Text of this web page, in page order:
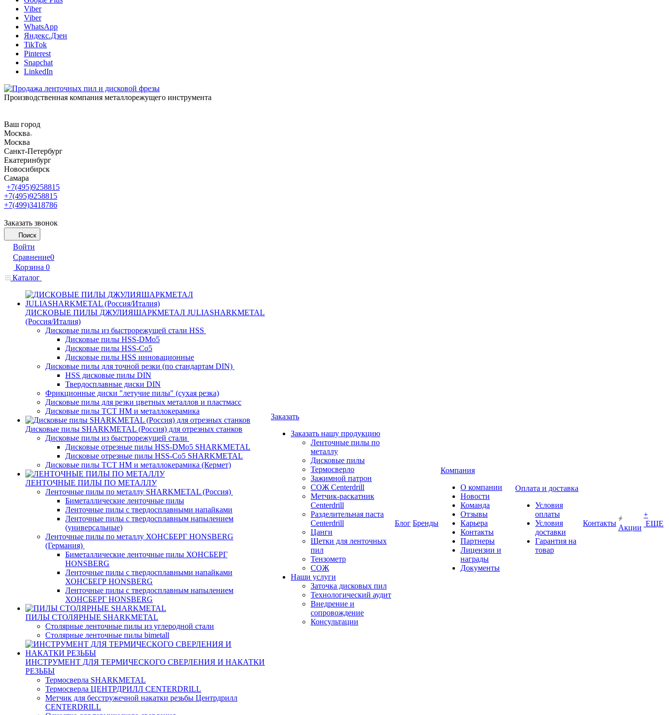
Viber
Viber
WhatsApp
Яндекс.Дзен
TikTok
Pinterest
Snapchat
LinkedIn
Производственная компания металлорежущего инструмента
Ваш город
Москва
Москва
Санкт-Петербург
Екатеринбург
Новосибирск
Самара
+7(495)9258815
+7(495)9258815
+7(499)3418786
Заказать звонок
Поиск
Войти
Сравнение0
Корзина 0
Каталог
ДИСКОВЫЕ ПИЛЫ ДЖУЛИЯШАРКМЕТАЛ JULIASHARKMETAL
(Россия/Италия)
Дисковые пилы из быстрорежущей стали HSS
Дисковые пилы HSS-DMo5
Дисковые пилы HSS-Co5
Дисковые пилы HSS инновационные
Дисковые пилы для точной резки (по стандартам DIN)
HSS дисковые пилы DIN
Твердосплавные диски DIN
Фрикционные диски "летучие пилы" (сухая резка)
Дисковые пилы для резки цветных металлов и пластмасс
Дисковые пилы ТСТ НМ и металлокерамика
Дисковые пилы SHARKMETAL (Россия) для отрезных станков
Дисковые пилы из быстрорежущей стали
Дисковые отрезные пилы HSS-DMo5 SHARKMETAL
Дисковые отрезные пилы HSS-Co5 SHARKMETAL
Дисковые пилы ТСТ НМ и металлокерамика (Кермет)
ЛЕНТОЧНЫЕ ПИЛЫ ПО МЕТАЛЛУ
Ленточные пилы по металлу SHARKMETAL (Россия)
Биметаллические ленточные пилы
Ленточные пилы с твердосплавными напайками
Ленточные пилы с твердосплавным напылением
(универсальные)
Ленточные пилы по металлу ХОНСБЕРГ HONSBERG
(Германия)
Биметаллические ленточные пилы ХОНСБЕРГ
HONSBERG
Ленточные пилы с твердосплавными напайками
ХОНСБЕГР HONSBERG
Ленточные пилы с твердосплавным напылением
ХОНСБЕРГ HONSBERG
ПИЛЫ СТОЛЯРНЫЕ SHARKMETAL
Столярные ленточные пилы из углеродной стали
Столярные ленточные пилы bimetall
ИНСТРУМЕНТ ДЛЯ ТЕРМИЧЕСКОГО СВЕРЛЕНИЯ И НАКАТКИ
РЕЗЬБЫ
Термосверла SHARKMETAL
Термосверла ЦЕНТРДРИЛЛ CENTERDRILL
Метчик для бесстружечной накатки резьбы Центрдрилл
CENTERDRILL
Заказать
Заказать нашу продукцию
Ленточные пилы по
металлу
Дисковые пилы
Термосверло
Зажимной патрон
СОЖ Centerdrill
Метчик-раскатник
Centerdrill
Разделительная паста
Centerdrill
Цанги
Щетки для ленточных
пил
Тензометр
СОЖ
Наши услуги
Заточка дисковых пил
Технологический аудит
Внедрение и
сопровождение
Консультации
Блог Бренды
Компания
О компании
Новости
Команда
Отзывы
Карьера
Контакты
Партнеры
Лицензии и
награды
Документы
Оплата и доставка
Условия
оплаты
Условия
доставки
Гарантия на
товар
Контакты
Акции
+
ЕЩЕ